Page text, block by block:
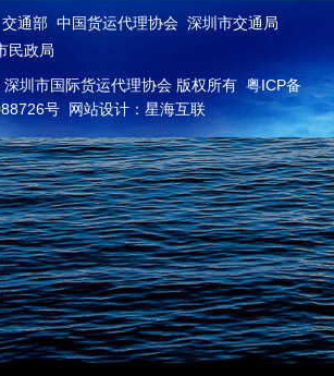
交通部 中国货运代理协会 深圳市交通局
民政局
圳市国际货运代理协会 版权所有 粤ICP备
号 网站设计：星海互联